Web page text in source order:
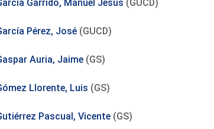
Garrido, Manuel Jesús (GUCD)
Pérez, José(GUCD)
Auria, Jaime(GS)
Llorente, Luis (GS)
Pascual, Vicente(GS)